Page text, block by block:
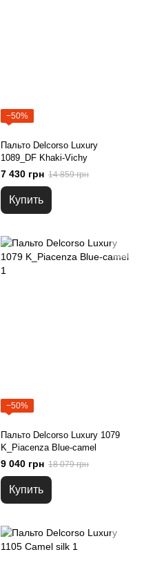
−50%
Пальто Delcorso Luxury
1089_DF Khaki-Vichy
7 430 грн 14 859 грн
Купить
−50%
Пальто Delcorso Luxury 1079
K_Piacenza Blue-camel
9 040 грн 18 079 грн
Купить